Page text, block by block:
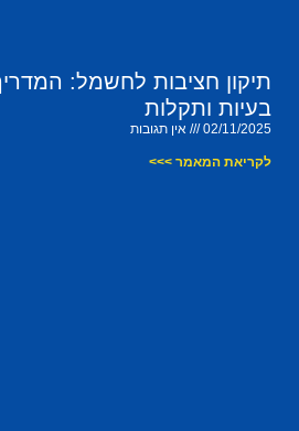
תיקון חציבות לחשמל:
בעיות ותקלות
02/11/2025 אין תגובות
לקריאת המאמר >>>